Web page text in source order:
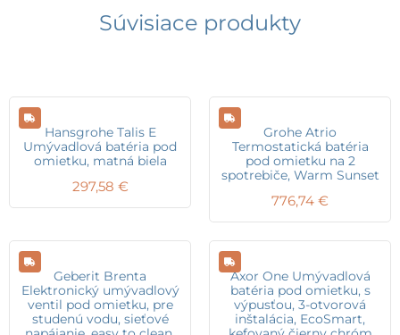
Súvisiace produkty
Hansgrohe Talis E
Umývadlová batéria pod
omietku, matná biela
297,58 €
Grohe Atrio
Termostatická batéria
pod omietku na 2
spotrebiče, Warm Sunset
776,74 €
Geberit Brenta
Elektronický umývadlový
ventil pod omietku, pre
studenú vodu, sieťové
Axor One Umývadlová
batéria pod omietku, s
výpusťou, 3-otvorová
inštalácia, EcoSmart,